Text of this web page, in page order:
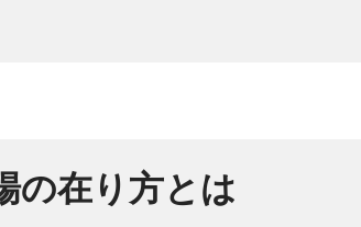
の在り方とは